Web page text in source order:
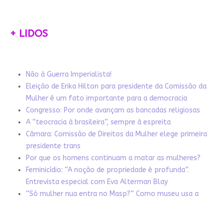
+ LIDOS
Não à Guerra Imperialista!
Eleição de Erika Hilton para presidente da Comissão da
Mulher é um fato importante para a democracia
Congresso: Por onde avançam as bancadas religiosas
A “teocracia à brasileira”, sempre à espreita
Câmara: Comissão de Direitos da Mulher elege primeira
presidente trans
Por que os homens continuam a matar as mulheres?
Feminicídio: “A noção de propriedade é profunda”.
Entrevista especial com Eva Alterman Blay
“Só mulher nua entra no Masp?” Como museu usa a